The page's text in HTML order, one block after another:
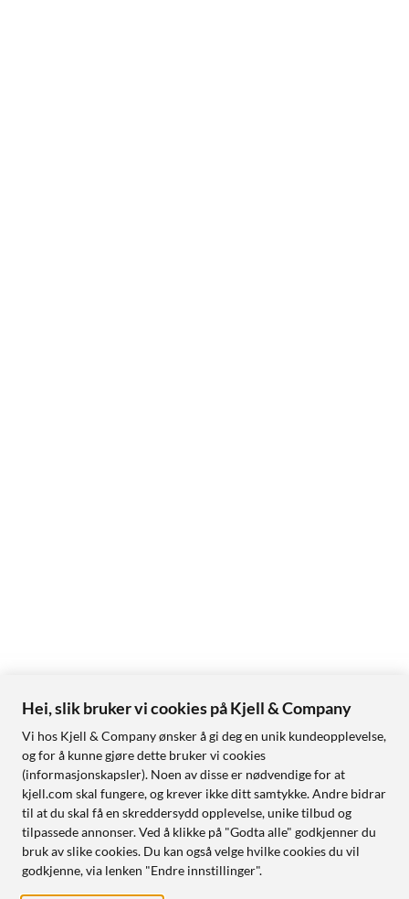
Hei, slik bruker vi cookies på Kjell & Company
Vi hos Kjell & Company ønsker å gi deg en unik kundeopplevelse,
og for å kunne gjøre dette bruker vi cookies
(informasjonskapsler). Noen av disse er nødvendige for at
kjell.com skal fungere, og krever ikke ditt samtykke. Andre bidrar
til at du skal få en skreddersydd opplevelse, unike tilbud og
tilpassede annonser. Ved å klikke på "Godta alle" godkjenner du
bruk av slike cookies. Du kan også velge hvilke cookies du vil
godkjenne, via lenken "Endre innstillinger".